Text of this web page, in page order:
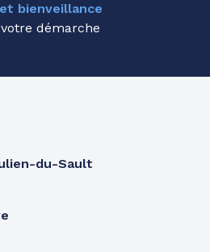
bienveillance
démarche
du-Sault